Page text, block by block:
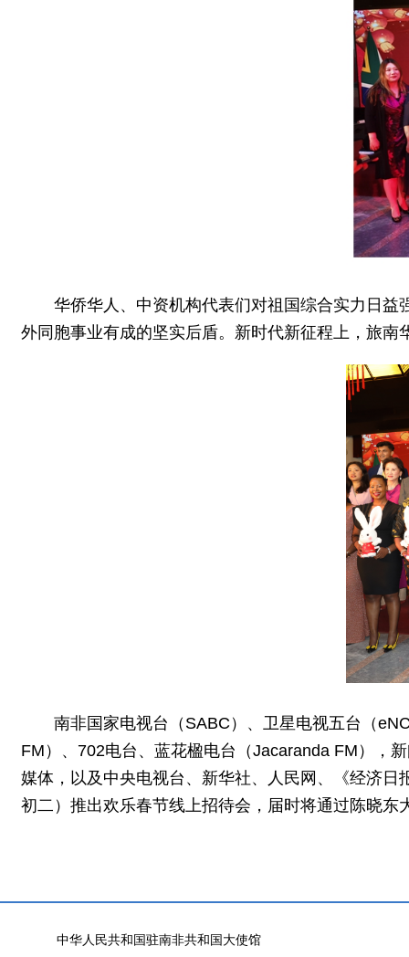
华侨华人、中资机构代表们对祖国综合实力日
外同胞事业有成的坚实后盾。新时代新征程上，旅
南非国家电视台（SABC）、卫星电视五台（
FM）、702电台、蓝花楹电台（Jacaranda FM），
媒体，以及中央电视台、新华社、人民网、《经济
初二）推出欢乐春节线上招待会，届时将通过陈晓
中华人民共和国驻南非共和国大使馆